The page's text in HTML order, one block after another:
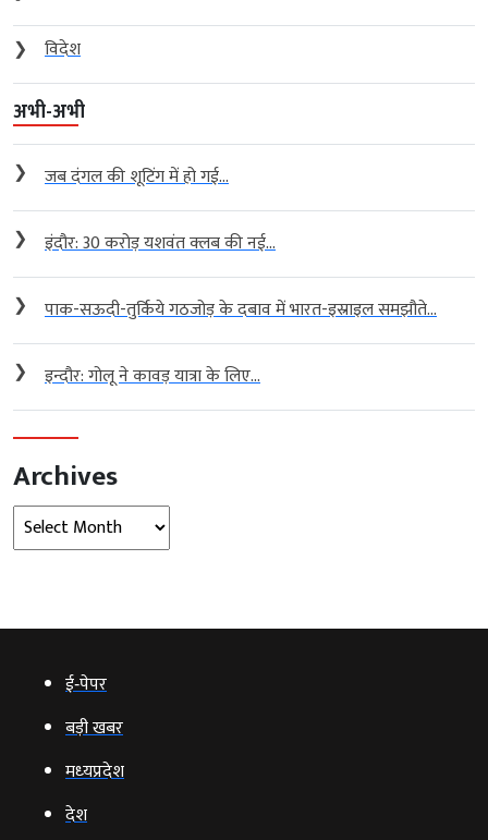
❯
विदेश
अभी-अभी
❯ जब दंगल की शूटिंग में हो गई...
❯ इंदौर: 30 करोड़ यशवंत क्लब की नई...
❯ पाक-सऊदी-तुर्किये गठजोड़ के दबाव में भारत-इस्राइल समझौते...
❯ इन्दौर: गोलू ने कावड़ यात्रा के लिए...
Archives
Archives
ई‑पेपर
बड़ी खबर
मध्‍यप्रदेश
देश